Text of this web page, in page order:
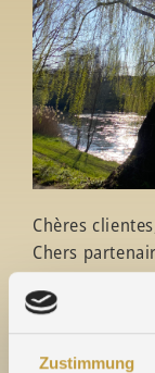
Zustimmung
Chères
Chers
en raison du
Mai 2023.